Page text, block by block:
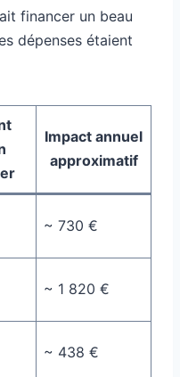
financer un beau
dépenses étaient
Impact annuel
approximatif
~ 730 €
~ 1 820 €
~ 438 €